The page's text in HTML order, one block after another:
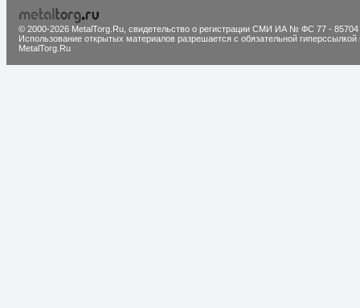
© 2000-2026 MetalTorg.Ru, cвидетельство о регистрации СМИ ИА № ФС 77 - 85704
Использование открытых материалов разрешается с обязательной гиперссылкой
MetalTorg.Ru